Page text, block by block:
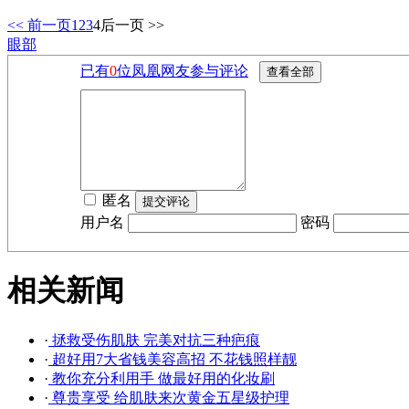
<< 前一页1 234后一页 >>
眼部
已有0位凤凰网友参与评论
匿名
用户名
密码
相关新闻
· 拯救受伤肌肤 完美对抗三种疤痕
· 超好用7大省钱美容高招 不花钱照样靓
· 教你充分利用手 做最好用的化妆刷
· 尊贵享受 给肌肤来次黄金五星级护理